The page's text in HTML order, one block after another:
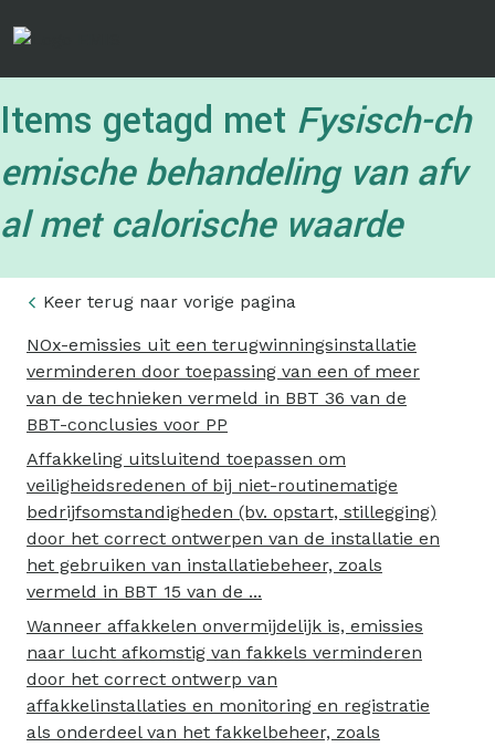
inhoud
gaan
Items getagd met Fysisch-ch
emische behandeling van afv
al met calorische waarde
Keer terug naar vorige pagina
NOx-emissies uit een terugwinningsinstallatie
verminderen door toepassing van een of meer
van de technieken vermeld in BBT 36 van de
BBT-conclusies voor PP
Affakkeling uitsluitend toepassen om
veiligheidsredenen of bij niet-routinematige
bedrijfsomstandigheden (bv. opstart, stillegging)
door het correct ontwerpen van de installatie en
het gebruiken van installatiebeheer, zoals
vermeld in BBT 15 van de ...
Wanneer affakkelen onvermijdelijk is, emissies
naar lucht afkomstig van fakkels verminderen
door het correct ontwerp van
affakkelinstallaties en monitoring en registratie
als onderdeel van het fakkelbeheer, zoals